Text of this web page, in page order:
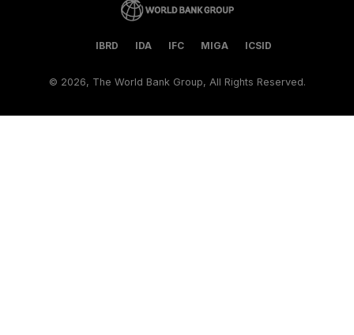
IBRD IDA IFC MIGA ICSID
© 2026, The World Bank Group, All Rights Reserved.